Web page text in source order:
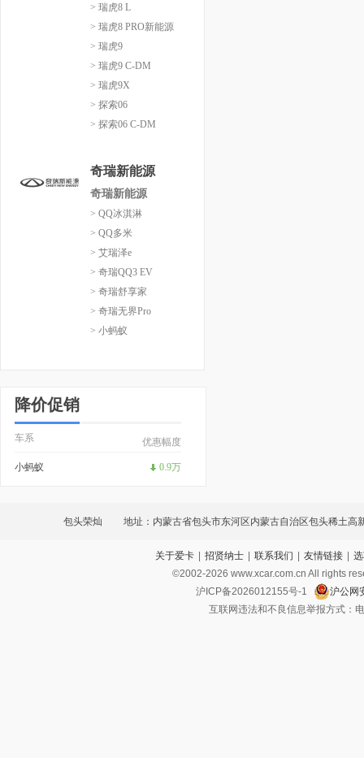
> 瑞虎8 L
> 瑞虎8 PRO新能源
> 瑞虎9
> 瑞虎9 C-DM
> 瑞虎9X
> 探索06
> 探索06 C-DM
奇瑞新能源
奇瑞新能源
> QQ冰淇淋
> QQ多米
> 艾瑞泽e
> 奇瑞QQ3 EV
> 奇瑞舒享家
> 奇瑞无界Pro
> 小蚂蚁
降价促销
车系 优惠幅度
小蚂蚁 0.9万
包头荣灿 地址：内蒙古省包头市东河区内蒙古自治区包头稀土高
开发区稀土路4号恒通汽车城第一排6号展厅
关于爱卡 | 招贤纳士 | 联系我们 | 友情链接 |
©2002-2026 www.xcar.com.cn All rights
沪ICP备2026012155号-1
沪公网
互联网违法和不良信息举报方式：